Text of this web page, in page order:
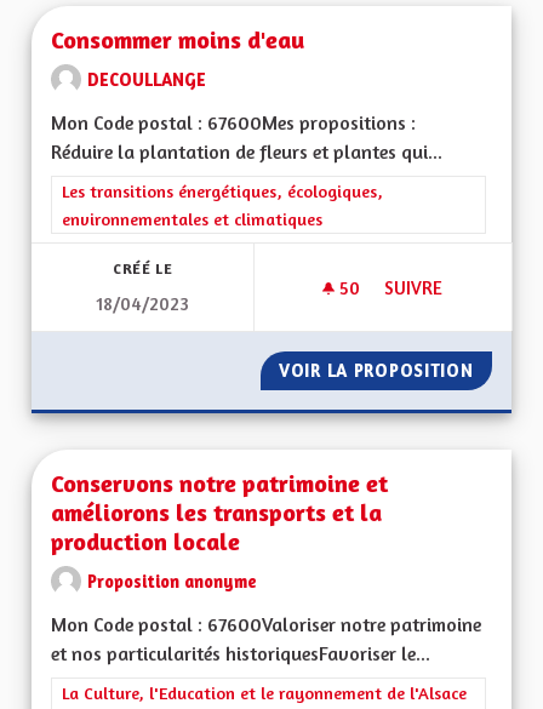
Consommer moins d'eau
DECOULLANGE
Mon Code postal : 67600Mes propositions :
Réduire la plantation de fleurs et plantes qui...
Filtrer les résultats de la catégorie : Les transitions
Les transitions énergétiques, écologiques,
environnementales et climatiques
CRÉÉ LE
18/04/2023
50 50 ABONNÉS
SUIVRE
VOIR LA PROPOSITION
Conservons notre patrimoine et
améliorons les transports et la
production locale
Proposition anonyme
Mon Code postal : 67600Valoriser notre patrimoine
et nos particularités historiquesFavoriser le...
Filtrer les résultats de la catégorie : La Culture, l'Education et
La Culture, l'Education et le rayonnement de l'Alsace